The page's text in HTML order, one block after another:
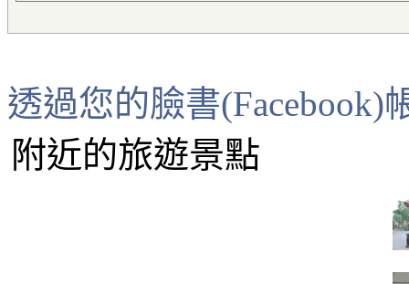
透過您的臉書
附近的旅遊景點